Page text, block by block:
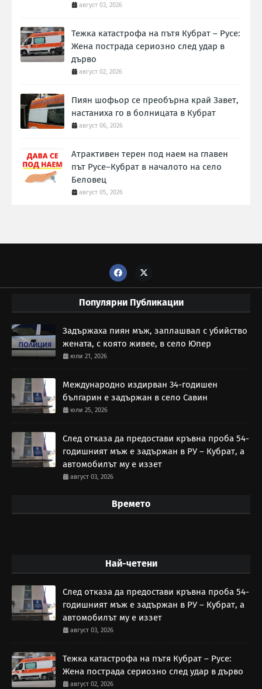
август 03, 2026
Тежка катастрофа на пътя Кубрат – Русе:
Жена пострада сериозно след удар в
дърво
август 02, 2026
Пиян шофьор се преобърна край Завет,
настаниха го в болницата в Кубрат
август 06, 2026
Атрактивен терен под наем на главен
път Русе–Кубрат в началото на село
Беловец
август 05, 2026
Популярни Публикации
Задържаха пиян мъж, заплашвал с убийство
жената, с която живее, в село Юпер
юли 21, 2026
Международно издирван 34-годишен
българин е задържан в село Савин
юли 25, 2026
След отказа да предостави кръвна проба 54-
годишният мъж е задържан в РУ – Кубрат, а
автомобилът му е иззет
август 03, 2026
Времето
Най-четени
След отказа да предостави кръвна проба 54-
годишният мъж е задържан в РУ – Кубрат, а
автомобилът му е иззет
август 03, 2026
Тежка катастрофа на пътя Кубрат – Русе:
Жена пострада сериозно след удар в дърво
август 02, 2026